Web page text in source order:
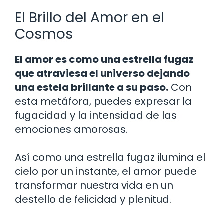
El Brillo del Amor en el
Cosmos
El amor es como una estrella fugaz
que atraviesa el universo dejando
una estela brillante a su paso. Con
esta metáfora, puedes expresar la
fugacidad y la intensidad de las
emociones amorosas.
Así como una estrella fugaz ilumina el
cielo por un instante, el amor puede
transformar nuestra vida en un
destello de felicidad y plenitud.